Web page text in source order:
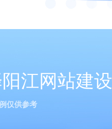
江网站建设
仅供参考